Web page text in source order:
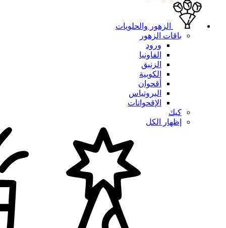
الزهور والحلويات
باقات الزهور
ورود
الفاونيا
الزنبق
الكوبية
أقحوان
البروتياس
الإقحوانات
كيك
إظهار الكل